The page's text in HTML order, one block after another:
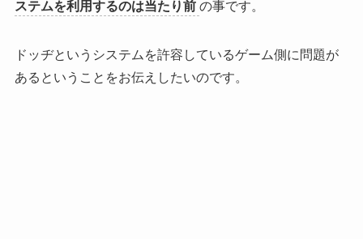
ステムを利用するのは当たり前 の事です。
ドッヂというシステムを許容しているゲーム側に問題が
ある ということをお伝えしたいのです。